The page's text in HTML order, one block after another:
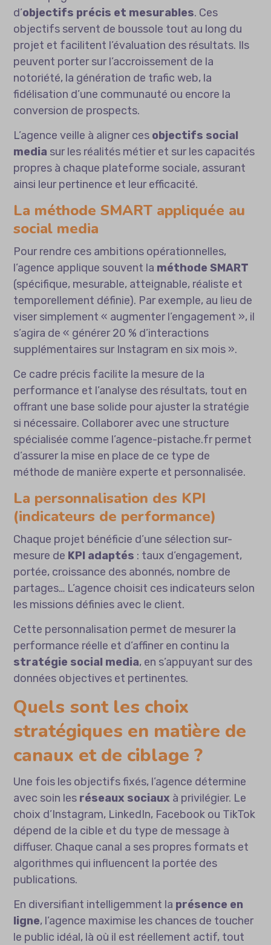
d’objectifs précis et mesurables. Ces
objectifs servent de boussole tout au long du
projet et facilitent l’évaluation des résultats. Ils
peuvent porter sur l’accroissement de la
notoriété, la génération de trafic web, la
fidélisation d’une communauté ou encore la
conversion de prospects.
L’agence veille à aligner ces objectifs social
media sur les réalités métier et sur les capacités
propres à chaque plateforme sociale, assurant
ainsi leur pertinence et leur efficacité.
La méthode SMART appliquée au
social media
Pour rendre ces ambitions opérationnelles,
l’agence applique souvent la méthode SMART
(spécifique, mesurable, atteignable, réaliste et
temporellement définie). Par exemple, au lieu de
viser simplement « augmenter l’engagement », il
s’agira de « générer 20 % d’interactions
supplémentaires sur Instagram en six mois ».
Ce cadre précis facilite la mesure de la
performance et l’analyse des résultats, tout en
offrant une base solide pour ajuster la stratégie
si nécessaire. Collaborer avec une structure
spécialisée comme l’agence-pistache.frpermet
d’assurer la mise en place de ce type de
méthode de manière experte et personnalisée.
La personnalisation des KPI
(indicateurs de performance)
Chaque projet bénéficie d’une sélection sur-
mesure de KPI adaptés : taux d’engagement,
portée, croissance des abonnés, nombre de
partages… L’agence choisit ces indicateurs selon
les missions définies avec le client.
Cette personnalisation permet de mesurer la
performance réelle et d’affiner en continu la
stratégie social media, en s’appuyant sur des
données objectives et pertinentes.
Quels sont les choix
stratégiques en matière de
canaux et de ciblage ?
Une fois les objectifs fixés, l’agence détermine
avec soin les réseaux sociaux à privilégier. Le
choix d’Instagram, LinkedIn, Facebook ou TikTok
dépend de la cible et du type de message à
diffuser. Chaque canal a ses propres formats et
algorithmes qui influencent la portée des
publications.
En diversifiant intelligemment la présence en
ligne, l’agence maximise les chances de toucher
le public idéal, là où il est réellement actif, tout